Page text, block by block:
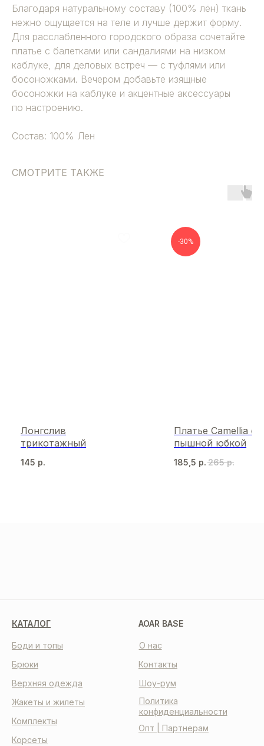
Благодаря натуральному составу (100% лён) ткань
нежно ощущается на теле и лучше держит форму.
Для расслабленного городского образа сочетайте
платье с балетками или сандалиями на низком
каблуке, для деловых встреч — с туфлями или
босоножками. Вечером добавьте изящные
босоножки на каблуке и акцентные аксессуары
по настроению.
Состав: 100% Лен
СМОТРИТЕ ТАКЖЕ
Лонгслив
трикотажный
145 р.
-30%
Платье Camellia с
пышной юбкой
185,5 р. 265 р.
КАТАЛОГ AOAR BASE
О нас
Контакты
Шоу-рум
Политика
конфиденциальности
Опт | Партнерам
Корсеты
Боди и топы
Комплекты
Брюки
Жакеты и жилеты
Верхняя одежда